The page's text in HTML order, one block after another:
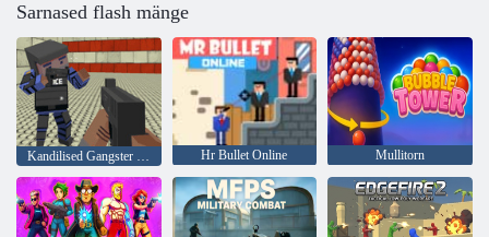
Sarnased flash mänge
Kandilised Gangster Warfare Hr Bullet Online Mullitorn